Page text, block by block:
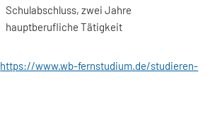
Schulabschluss, zwei Jahre
hauptberufliche Tätigkeit
https://www.wb-fernstudium.de/studieren-